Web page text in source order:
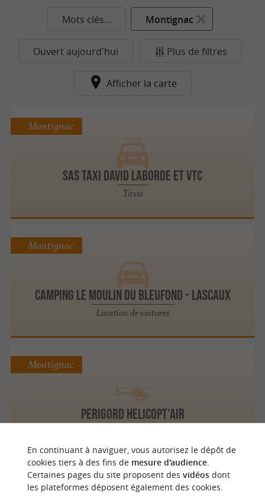
Mots clés... Montignac
Ouvert aujourd'hui Plus de filtres
Afficher la carte
Sas Taxi David Laborde et VTC
Taxis
Montignac
Camping Le Moulin du Bleufond - Lascaux
Location de voitures
Montignac
PERIGORD HELICOPT'AIR
Montignac
Montignac
En continuant à naviguer, vous autorisez le dépôt de
cookies tiers à des fins de mesure d'audience.
Certaines pages du site proposent des vidéosdont
les plateformes déposent également des cookies.